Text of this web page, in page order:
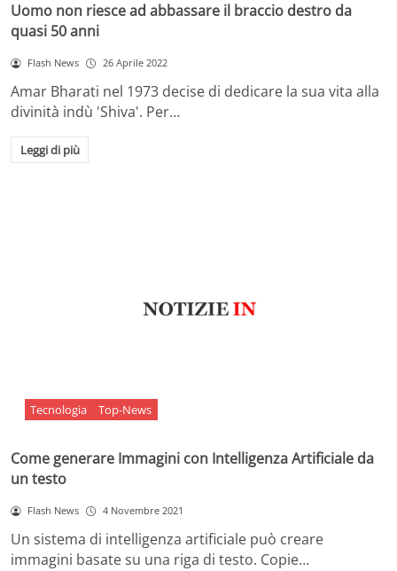
Uomo non riesce ad abbassare il braccio destro da
quasi 50 anni
Flash News 26 Aprile 2022
Amar Bharati nel 1973 decise di dedicare la sua vita alla
divinità indù 'Shiva'. Per…
Leggi di più
Tecnologia Top-News
Come generare Immagini con Intelligenza Artificiale da
un testo
Flash News 4 Novembre 2021
Un sistema di intelligenza artificiale può creare
immagini basate su una riga di testo. Copie…